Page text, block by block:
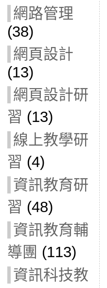
網路管理
(38)
網頁設計
(13)
網頁設計研
習 (13)
線上教學研
習 (4)
資訊教育研
習 (48)
資訊教育輔
導團 (113)
資訊科技教